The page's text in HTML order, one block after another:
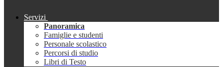
Servizi
Panoramica
Famiglie e studenti
Personale scolastico
Percorsi di studio
Libri di Testo